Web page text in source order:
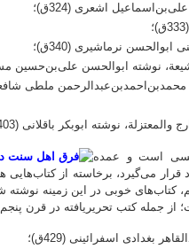
اشعری (324ق)؛
نرماشیری (340ق)؛
نوشته ابوالحسن علی‌بن‌حسین
محمدبن‌احمدبن‌عبدالرحمن ملطی شافعی
نوشته ابوبکر باقلانی (403ق).
است و عمده
قرار می‌گیرد، برخاسته از
خوبی در این زمینه نوشته
جمله کتب تحریریافته در قرن
بغدادی اسفرائینی (429ق)؛